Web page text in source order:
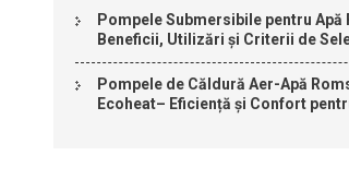
Pompele Submersibile pentru Apă
Beneficii, Utilizări și Criterii de
Pompele de Căldură Aer-Apă
Ecoheat– Eficiență și Confort